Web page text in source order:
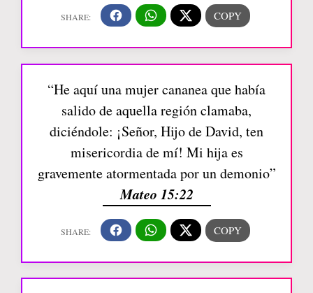
“He aquí una mujer cananea que había
salido de aquella región clamaba,
diciéndole: ¡Señor, Hijo de David, ten
misericordia de mí! Mi hija es
gravemente atormentada por un demonio”
Mateo 15:22